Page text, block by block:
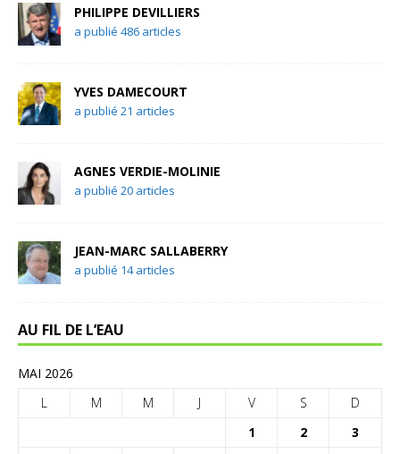
PHILIPPE DEVILLIERS
a publié 486 articles
YVES DAMECOURT
a publié 21 articles
AGNES VERDIE-MOLINIE
a publié 20 articles
JEAN-MARC SALLABERRY
a publié 14 articles
AU FIL DE L’EAU
MAI 2026
L
M M J V S
D
1
2
3